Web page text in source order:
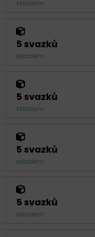
skladem
5 svazků
skladem
5 svazků
skladem
5 svazků
skladem
5 svazků
skladem